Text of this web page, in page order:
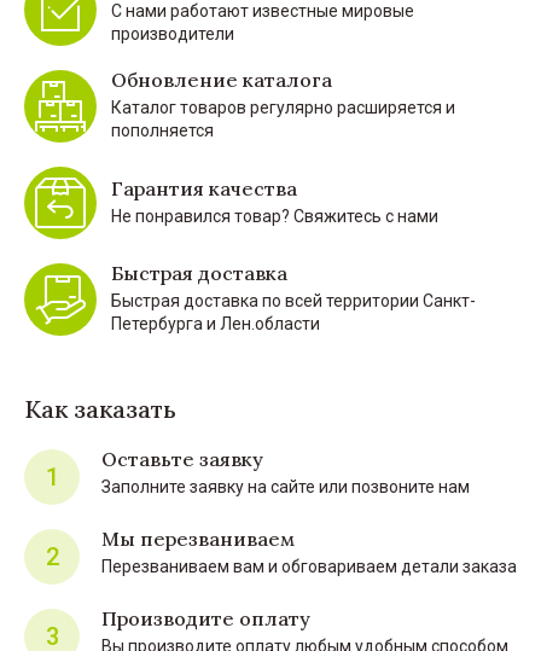
С нами работают известные мировые
производители
Обновление каталога
Каталог товаров регулярно расширяется и
пополняется
Гарантия качества
Не понравился товар? Свяжитесь с нами
Быстрая доставка
Быстрая доставка по всей территории Санкт-
Петербурга и Лен.области
Как заказать
1
Оставьте заявку
Заполните заявку на сайте или позвоните нам
2
Мы перезваниваем
Перезваниваем вам и обговариваем детали заказа
3
Производите оплату
Вы производите оплату любым удобным способом